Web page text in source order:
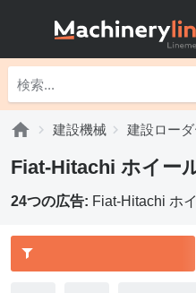
建設機械 建設ローダ
Fiat-Hitachi ホイー
24つの広告: Fiat-Hitachi ホ